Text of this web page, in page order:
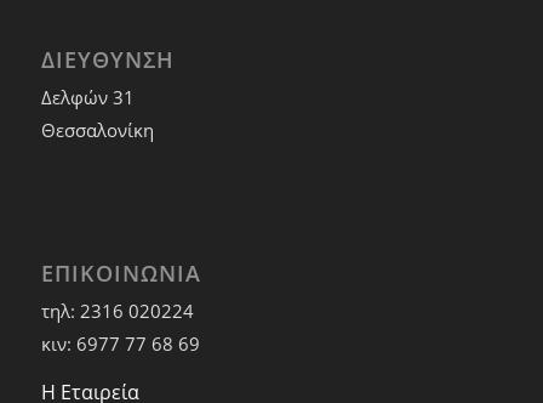
ΔΙΕΥΘΥΝΣΗ
Δελφών 31
Θεσσαλονίκη
ΕΠΙΚΟΙΝΩΝΙΑ
τηλ: 2316 020224
κιν: 6977 77 68 69
Η Εταιρεία